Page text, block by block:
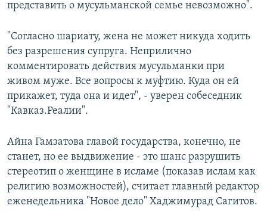
представить о мусульманской семье невозможно".
"Согласно шариату, жена не может никуда ходить
без разрешения супруга. Неприлично
комментировать действия мусульманки при
живом муже. Все вопросы к муфтию. Куда он ей
прикажет, туда она и идет", - уверен собеседник
"Кавказ.Реалии".
Айна Гамзатова главой государства, конечно, не
станет, но ее выдвижение - это шанс разрушить
стереотип о женщине в исламе (показав ислам как
религию возможностей), считает главный редактор
еженедельника "Новое дело" Хаджимурад Сагитов.